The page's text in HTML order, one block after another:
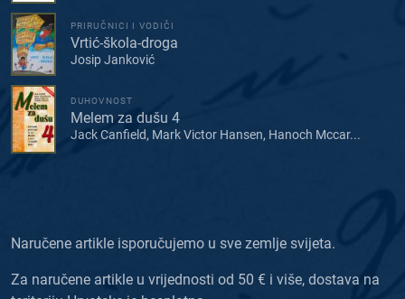
PRIRUČNICI I VODIČI
Vrtić-škola-droga
Josip Janković
DUHOVNOST
Melem za dušu 4
Jack Canfield, Mark Victor Hansen, Hanoch Mccar...
Naručene artikle isporučujemo u sve zemlje svijeta.
Za naručene artikle u vrijednosti od 50 € i više, dostava na